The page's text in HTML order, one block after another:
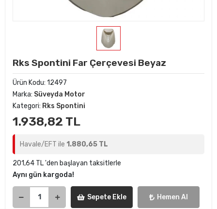
Rks Spontini Far Çerçevesi Beyaz
Ürün Kodu: 12497
Marka: Süveyda Motor
Kategori: Rks Spontini
1.938,82 TL
Havale/EFT ile 1.880,65 TL
201,64 TL 'den başlayan taksitlerle
Aynı gün kargoda!
Sepete Ekle Hemen Al